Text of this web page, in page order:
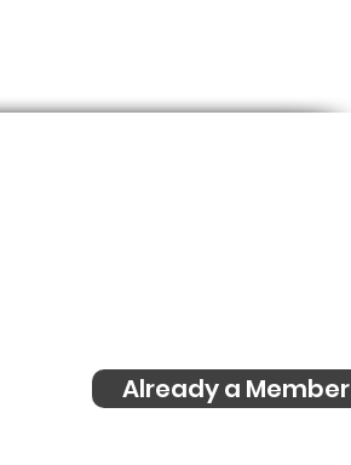
Already a Member